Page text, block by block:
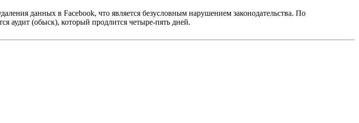
данных в Facebook, что является безусловным нарушением законодательства. По
аудит (обыск), который продлится четыре-пять дней.